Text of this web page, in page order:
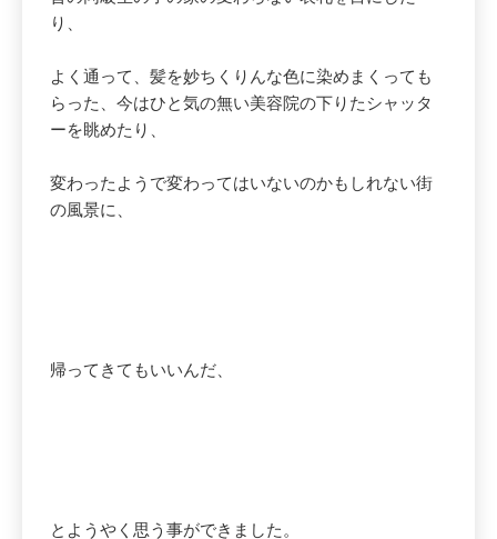
り、
よく通って、髪を妙ちくりんな色に染めまくっても
らった、今はひと気の無い美容院の下りたシャッタ
ーを眺めたり、
変わったようで変わってはいないのかもしれない街
の風景に、
帰ってきてもいいんだ、
とようやく思う事ができました。